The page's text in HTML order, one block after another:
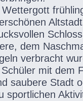
dem
verbracht
mit dem
saubere Stadt
sportlichen